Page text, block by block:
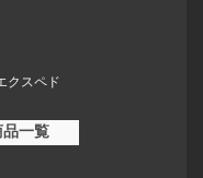
クスペド
一覧